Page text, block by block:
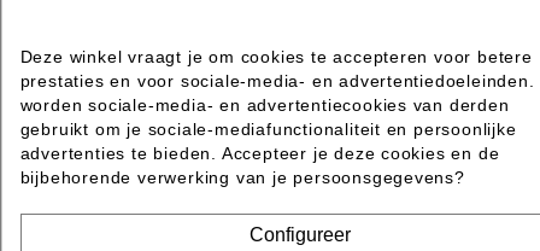
Deze winkel vraagt je om cookies te accepteren voor betere
prestaties en voor sociale-media- en advertentiedoeleinden.
worden sociale-media- en advertentiecookies van derden
gebruikt om je sociale-mediafunctionaliteit en persoonlijke
advertenties te bieden. Accepteer je deze cookies en de
bijbehorende verwerking van je persoonsgegevens?
Configureer